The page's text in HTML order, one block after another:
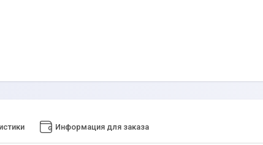
Информация для заказа